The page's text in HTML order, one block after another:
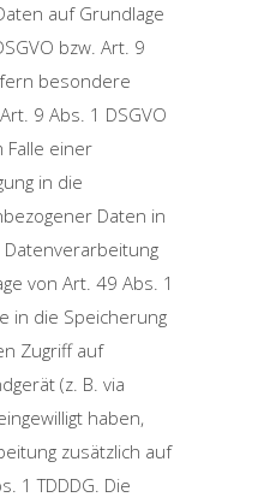
auf Grundlage
bzw. Art. 9
besondere
9 Abs. 1 DSGVO
einer
in die
Daten in
von Art. 49 Abs. 1
in die Speicherung
Zugriff auf
(z. B. via
haben,
zusätzlich auf
1 TDDDG. Die